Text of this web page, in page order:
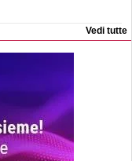
Vedi tutte